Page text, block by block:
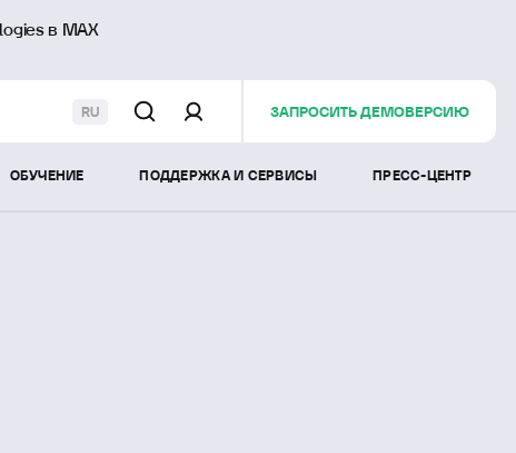
в MAX
RU ЗАПРОСИТЬ ДЕМОВЕРСИЮ
ОБУЧЕНИЕ ПОДДЕРЖКА И СЕРВИСЫ ПРЕСС-ЦЕНТР